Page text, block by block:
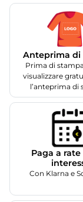
Anteprima di
Prima di
visualizzare
l’anteprima di
Paga a rate
Con Klarna e